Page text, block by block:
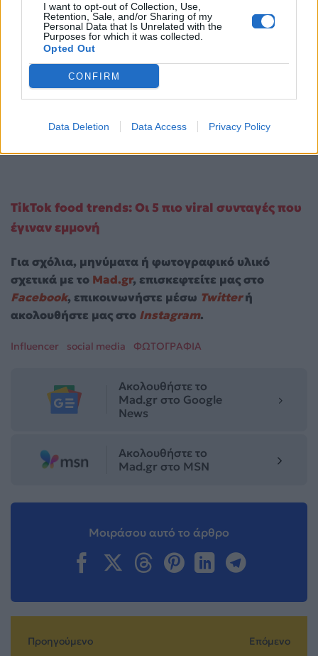
I want to opt-out of Collection, Use,
Retention, Sale, and/or Sharing of my
Personal Data that Is Unrelated with the
Purposes for which it was collected.
Opted Out
CONFIRM
Data Deletion Data Access Privacy Policy
TikTok food trends: Οι 5 πιο viral συνταγές που
έγιναν εμμονή
Για σχόλια, μηνύματα ή φωτογραφικό υλικό
σχετικά με το Mad.gr, επισκεφτείτε μας στο
Facebook, επικοινωνήστε μέσω Twitterή
ακολουθήστε μας στο Instagram.
Influencer social media ΦΩΤΟΓΡΑΦΙΑ
Ακολουθήστε το
Mad.gr στο Google
News
Ακολουθήστε το
Mad.gr στο MSN
Μοιράσου αυτό το άρθρο
Προηγούμενο Επόμενο